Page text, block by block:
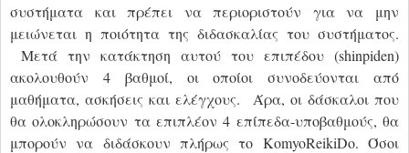
συστήματα και πρέπει να περιοριστούν για να μην
μειώνεται η ποιότητα της διδασκαλίας του συστήματος.
Μετά την κατάκτηση αυτού του επιπέδου (shinpiden)
ακολουθούν 4 βαθμοί, οι οποίοι συνοδεύονται από
μαθήματα, ασκήσεις και ελέγχους. Άρα, οι δάσκαλοι που
θα ολοκληρώσουν τα επιπλέον 4 επίπεδα-υποβαθμούς, θα
μπορούν να διδάσκουν πλήρως το KomyoReikiDo. Όσοι